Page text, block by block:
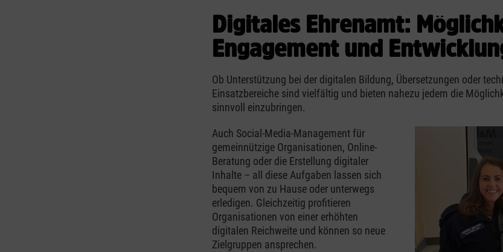
Digitales Ehrenamt:
Engagement und
Ob Unterstützung bei der digitalen Bildung, Übersetzungen oder
Einsatzbereiche sind vielfältig und bieten nahezu jedem die
sinnvoll einzubringen.
Auch Social-Media-Management für
gemeinnützige Organisationen, Online-
Beratung oder die Erstellung digitaler
Inhalte – all diese Aufgaben lassen sich
bequem von zu Hause oder unterwegs
erledigen. Gleichzeitig profitieren
Organisationen von einer erhöhten
digitalen Reichweite und können so neue
Zielgruppen ansprechen.